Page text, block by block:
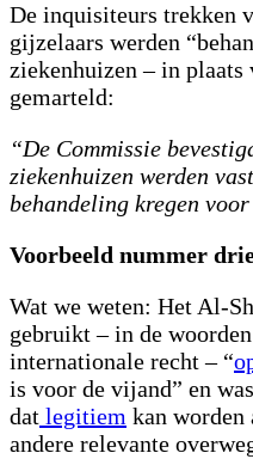
De inquisiteurs trekken
gijzelaars werden
ziekenhuizen – in
gemarteld:
“De Commissie
ziekenhuizen werden
behandeling kregen
Voorbeeld nummer
Wat we weten: Het Al-
gebruikt – in de
internationale recht – “
is voor de vijand” en
dat legitiem kan
andere relevante